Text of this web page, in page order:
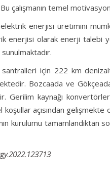
çalışmanın temel
enerjisi üretimini
enerjisi olarak enerji
için 222 km
Bozcaada ve
kaynağı
açısından
kurulumu tamamlandıktan